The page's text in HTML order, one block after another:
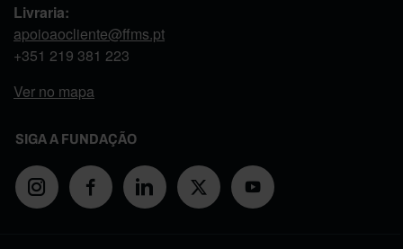
Livraria:
apoioaocliente@ffms.pt
+351 219 381 223
Ver no mapa
SIGA A FUNDAÇÃO